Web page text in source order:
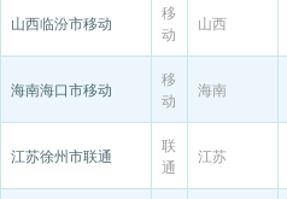
山西临汾市移动
移
动
山西
海南海口市移动
移
动
海南
江苏徐州市联通
联
通
江苏